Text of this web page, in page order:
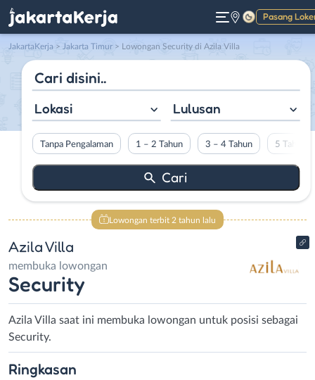
Pasang
Gelap
JakartaKerja > Jakarta Timur > Lowongan Security di Azila Villa
Lokasi Lulusan
Tanpa Pengalaman 1 – 2 Tahun 3 – 4 Tahun 5 Tahun
Lowongan terbit 2 tahun lalu
Azila Villa
membuka lowongan
Security
Azila Villa saat ini membuka lowongan untuk posisi sebagai
Security.
Ringkasan